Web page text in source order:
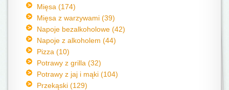
Mięsa (174)
Mięsa z warzywami (39)
Napoje bezalkoholowe (42)
Napoje z alkoholem (44)
Pizza (10)
Potrawy z grilla (32)
Potrawy z jaj i mąki (104)
Przekąski (129)